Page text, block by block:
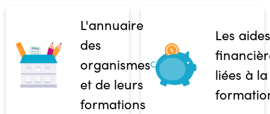
L'annuaire
des
organismes
et de leurs
formations
Les aides
liées à la